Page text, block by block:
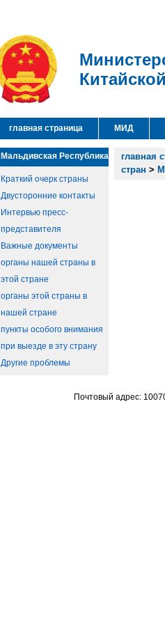
главная страница МИД
Мальдивская Республика
Краткий очерк страны
Двусторонние контакты
Интервью пресс-
представителя
Важные документы
органы нашей страны в
этой стране
органы этой страны в
нашей стране
пункты особого внимания
при выезде в эту страну
Другие проблемы
главная
стран >
Почтовый адрес: